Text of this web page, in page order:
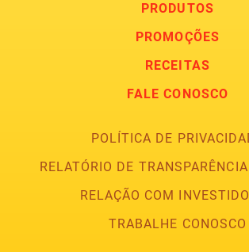
PRODUTOS
PROMOÇÕES
RECEITAS
FALE CONOSCO
POLÍTICA DE
RELATÓRIO DE
RELAÇÃO COM
TRABALHE CONOSCO